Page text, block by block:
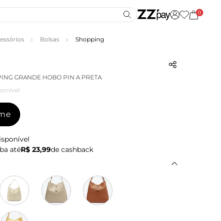
0
Bolsas Shopping
GRANDE HOBO PIN A PRETA
atéR$ 23,99de cashback